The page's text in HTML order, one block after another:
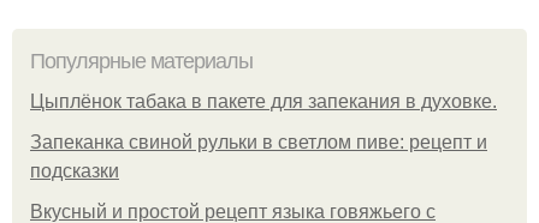
Популярные материалы
Цыплёнок табака в пакете для запекания в духовке.
Запеканка свиной рульки в светлом пиве: рецепт и
подсказки
Вкусный и простой рецепт языка говяжьего с